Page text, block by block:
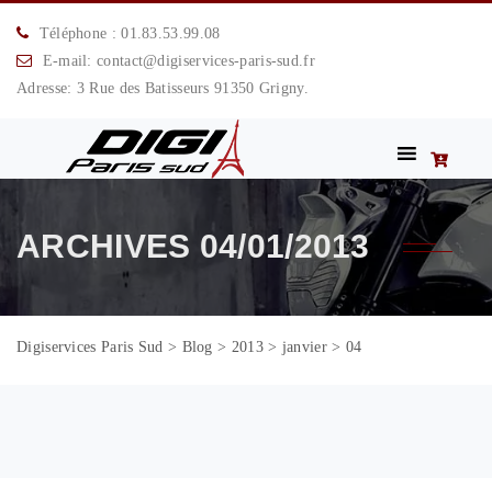
Téléphone : 01.83.53.99.08
E-mail: contact@digiservices-paris-sud.fr
Adresse: 3 Rue des Batisseurs 91350 Grigny.
ARCHIVES 04/01/2013
Digiservices Paris Sud > Blog > 2013> janvier> 04